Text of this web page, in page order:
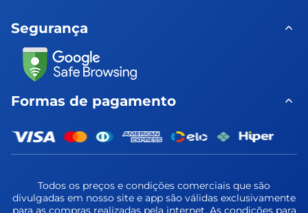
Garantia Estendida
Segurança
Formas de pagamento
Todos os preços e condições comerciais que são
divulgadas em nosso site e app são válidas exclusivamente
para as compras realizadas pela internet. As condições para